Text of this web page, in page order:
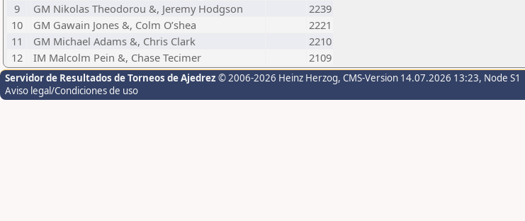
9
GM Nikolas Theodorou &, Jeremy Hodgson
2239
10
GM Gawain Jones &, Colm O’shea
2221
11
GM Michael Adams &, Chris Clark
2210
12
IM Malcolm Pein &, Chase Tecimer 2109
Servidor de Resultados de Torneos de Ajedrez © 2006-2026 Heinz Herzog, CMS-Version 14.07.2026 13:23, Node S1
Aviso legal/Condiciones de uso